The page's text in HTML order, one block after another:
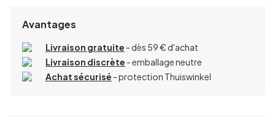
Avantages
Livraison gratuite - dès 59 € d'achat
Livraison discrète - emballage neutre
Achat sécurisé - protection Thuiswinkel